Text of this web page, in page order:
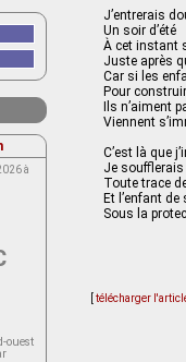
J’entrerais
Un soir d’été
À cet instant
Juste après
Car si les
Pour
Ils n’aiment
Viennent
C’est là que
Je soufflerais
Toute trace
Et l’enfant
Sous la
télécharger
à
ouest